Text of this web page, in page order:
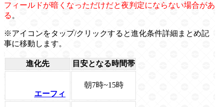
フィールドが暗くなっただけだと夜判定にならない場合があ
る 。
※アイコンをタップ/クリックすると進化条件詳細まとめ記
事に移動します。
進化先 目安となる時間帯
エーフィ
朝7時~15時